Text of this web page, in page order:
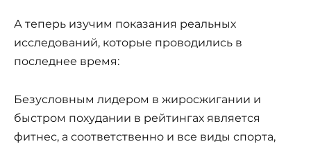
А теперь изучим показания реальных
исследований, которые проводились в
последнее время:
Безусловным лидером в жиросжигании и
быстром похудании в рейтингах является
фитнес, а соответственно и все виды спорта,